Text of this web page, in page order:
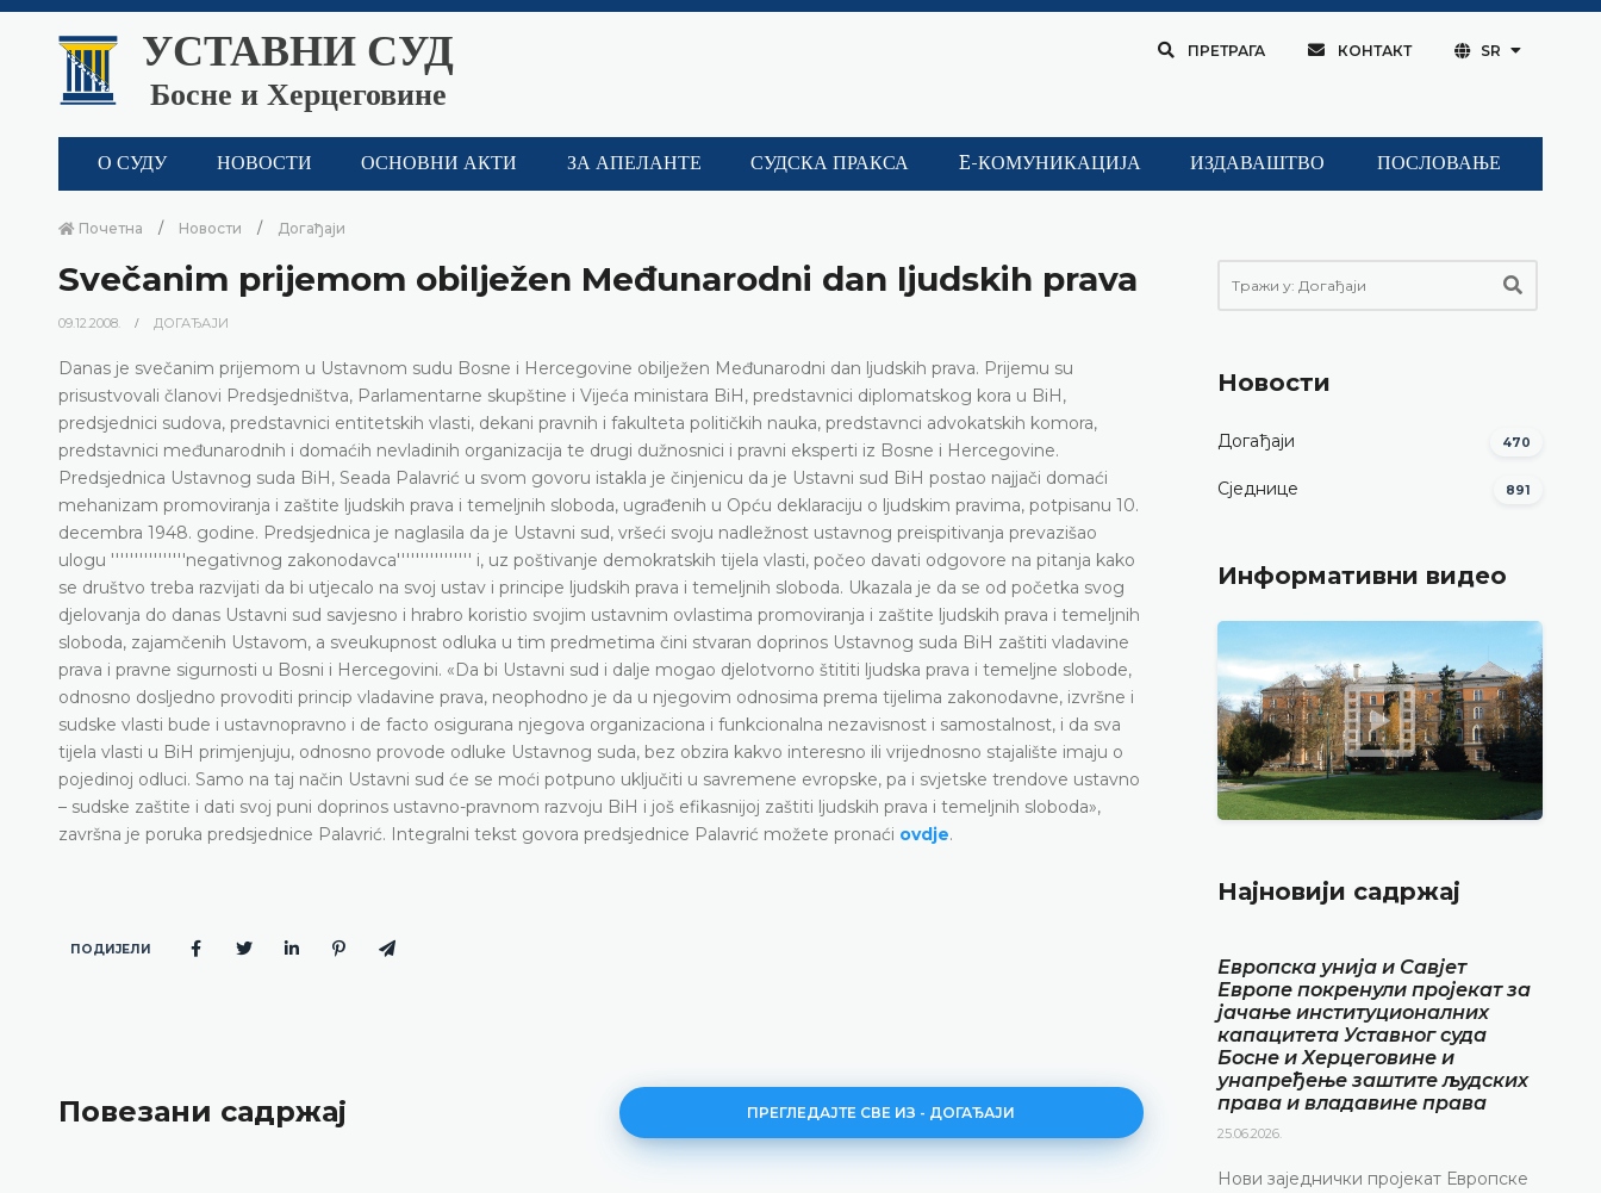
УСТАВНИ СУД
Босне и Херцеговине
ПРЕТРАГА КОНТАКТ SR
О СУДУ НОВОСТИ ОСНОВНИ АКТИ ЗА АПЕЛАНТЕ СУДСКА ПРАКСА E-КОМУНИКАЦИЈА ИЗДАВАШТВО ПОСЛОВАЊЕ
Почетна Новости Догађаји
Svečanim prijemom obilježen Međunarodni dan ljudskih prava
09.12.2008. ДОГАЂАЈИ
Danas je svečanim prijemom u Ustavnom sudu Bosne i Hercegovine obilježen Međunarodni dan ljudskih prava. Prijemu su
prisustvovali članovi Predsjedništva, Parlamentarne skupštine i Vijeća ministara BiH, predstavnici diplomatskog kora u BiH,
predsjednici sudova, predstavnici entitetskih vlasti, dekani pravnih i fakulteta političkih nauka, predstavnci advokatskih komora,
predstavnici međunarodnih i domaćih nevladinih organizacija te drugi dužnosnici i pravni eksperti iz Bosne i Hercegovine.
Predsjednica Ustavnog suda BiH, Seada Palavrić u svom govoru istakla je činjenicu da je Ustavni sud BiH postao najjači domaći
mehanizam promoviranja i zaštite ljudskih prava i temeljnih sloboda, ugrađenih u Opću deklaraciju o ljudskim pravima, potpisanu 10.
decembra 1948. godine. Predsjednica je naglasila da je Ustavni sud, vršeći svoju nadležnost ustavnog preispitivanja prevazišao
ulogu ''''''''''''''''negativnog zakonodavca'''''''''''''''' i, uz poštivanje demokratskih tijela vlasti, počeo davati odgovore na pitanja kako
se društvo treba razvijati da bi utjecalo na svoj ustav i principe ljudskih prava i temeljnih sloboda. Ukazala je da se od početka svog
djelovanja do danas Ustavni sud savjesno i hrabro koristio svojim ustavnim ovlastima promoviranja i zaštite ljudskih prava i temeljnih
sloboda, zajamčenih Ustavom, a sveukupnost odluka u tim predmetima čini stvaran doprinos Ustavnog suda BiH zaštiti vladavine
prava i pravne sigurnosti u Bosni i Hercegovini. «Da bi Ustavni sud i dalje mogao djelotvorno štititi ljudska prava i temeljne slobode,
odnosno dosljedno provoditi princip vladavine prava, neophodno je da u njegovim odnosima prema tijelima zakonodavne, izvršne i
sudske vlasti bude i ustavnopravno i de facto osigurana njegova organizaciona i funkcionalna nezavisnost i samostalnost, i da sva
tijela vlasti u BiH primjenjuju, odnosno provode odluke Ustavnog suda, bez obzira kakvo interesno ili vrijednosno stajalište imaju o
pojedinoj odluci. Samo na taj način Ustavni sud će se moći potpuno uključiti u savremene evropske, pa i svjetske trendove ustavno
– sudske zaštite i dati svoj puni doprinos ustavno-pravnom razvoju BiH i još efikasnijoj zaštiti ljudskih prava i temeljnih sloboda»,
završna je poruka predsjednice Palavrić. Integralni tekst govora predsjednice Palavrić možete pronaći ovdje.
ПОДИЈЕЛИ
Повезани садржај ПРЕГЛЕДАЈТЕ СВЕ ИЗ - ДОГАЂАЈИ
Новости
Догађаји 470
Сједнице 891
Информативни видео
Најновији садржај
Европска унија и Савјет
Европе покренули пројекат за
јачање институционалних
капацитета Уставног суда
Босне и Херцеговине и
унапређење заштите људских
права и владавине права
25.06.2026.
Нови заједнички пројекат Европске